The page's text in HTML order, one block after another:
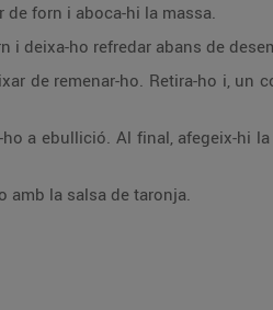
forn i aboca-hi la massa.
i deixa-ho refredar abans de
de remenar-ho. Retira-ho i, un
a ebullició. Al final, afegeix-hi
amb la salsa de taronja.